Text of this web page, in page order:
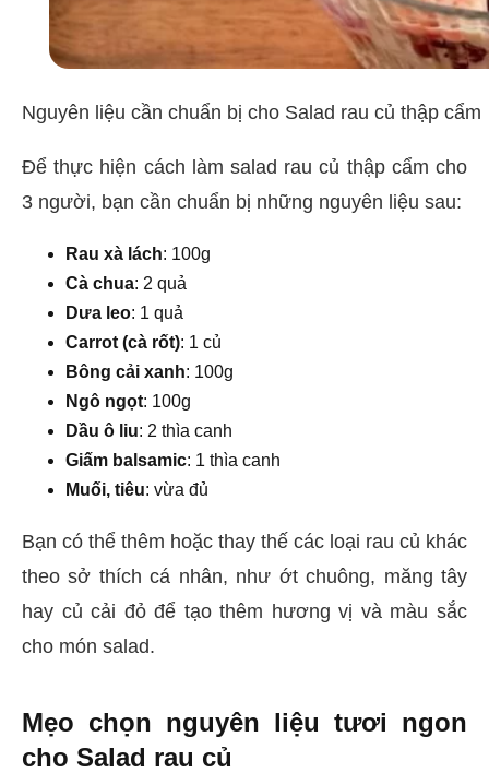
Nguyên liệu cần chuẩn bị cho Salad rau củ thập cẩm
Để thực hiện cách làm salad rau củ thập cẩm cho
3 người, bạn cần chuẩn bị những nguyên liệu sau:
Rau xà lách: 100g
Cà chua: 2 quả
Dưa leo: 1 quả
Carrot (cà rốt): 1 củ
Bông cải xanh: 100g
Ngô ngọt: 100g
Dầu ô liu: 2 thìa canh
Giấm balsamic: 1 thìa canh
Muối, tiêu: vừa đủ
Bạn có thể thêm hoặc thay thế các loại rau củ khác
theo sở thích cá nhân, như ớt chuông, măng tây
hay củ cải đỏ để tạo thêm hương vị và màu sắc
cho món salad.
Mẹo chọn nguyên liệu tươi ngon
cho Salad rau củ